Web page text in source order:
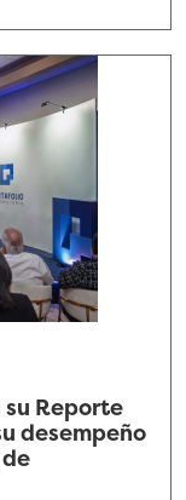
Reporte
desempeño